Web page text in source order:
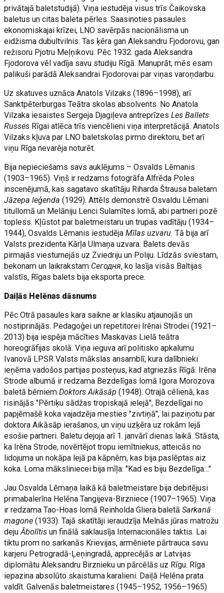
privātajā baletstudijā). Viņa iestudēja visus trīs Čaikovska
baletus un citas baleta pērles. Saasinoties pasaules
ekonomiskajai krīzei, LNO savērpās nacionālisma un
eidžisma dubultvilnis. Tas ķēra gan Aleksandru Fjodorovu, gan
režisoru Pjotru Meļņikovu. Pēc 1932. gada Aleksandra
Fjodorova vēl vadīja savu studiju Rīgā. Manuprāt, mēs esam
palikuši parādā Aleksandrai Fjodorovai par viņas varoņdarbu.
Uz skatuves uznāca Anatols Vilzaks (1896–1998), arī
Sanktpēterburgas Teātra skolas absolvents. No Anatola
Vilzaka iesaistes Sergeja Djagiļeva antreprīzesLes Ballets
Russes Rīgai atlēca trīs viencēlieni viņa interpretācijā. Anatols
Vilzaks kļuva par LNO baletskolas pirmo direktoru, bet arī
viņu Rīga nevarēja noturēt.
Bija nepieciešams savs auklējums – Osvalds Lēmanis
(1903–1965). Viņš ir redzams fotogrāfa Alfrēda Poles
inscenējumā, kas sagatavo skatītāju Riharda Štrausa baletam
Jāzepa leģenda (1929). Attēls demonstrē Osvaldu Lēmani
titullomā un Melāniju Lenci Sulamītes lomā, abi partneri pozē
topless. Kļūstot par baletmeistaru un trupas vadītāju (1934–
1944), Osvalds Lēmanis iestudējaMīlas uzvaru. Tā bija arī
Valsts prezidenta Kārļa Ulmaņa uzvara. Balets devās
pirmajās viesturnejās uz Zviedriju un Poliju. Līdzās sviestam,
bekonam un laikrakstam Сегодня, ko lasīja visās Baltijas
valstīs, Rīgas balets bija eksporta prece.
Daiļās Helēnas dāsnums
Pēc Otrā pasaules kara saikne ar klasiku atjaunojās un
nostiprinājās. Pedagoģei un repetitorei Irēnai Strodei (1921–
2013) bija iespēja mācīties Maskavas Lielā teātra
horeogrāfijas skolā. Viņa ieguva arī politisko apkalumu
Ivanovā LPSR Valsts mākslas ansamblī, kura dalībnieki
ieņēma vadošos partijas posteņus, kad atgriezās Rīgā. Irēna
Strode albumā ir redzama Bezdelīgas lomā Igora Morozova
baletā bērniemDoktors Aikāsāp (1948). Otrajā cēlienā, kas
risinājās "Pērtiķu sādžas tropiskajā ielejā", Bezdelīgai no
papjēmašē koka vajadzēja mesties "zivtiņā", lai paziņotu par
doktora Aikāsāp ierašanos, un viņu uzķēra uz rokām lejā
esošie partneri. Baletu dejoja arī 1. janvārī dienas laikā. Stāsta,
ka Irēna Strode, novērtējot tropu iemītniekus, atteicās no
lidojuma un nokāpa lejā pa kāpnēm, kas bija paslēptas aiz
koka. Loma māksliniecei bija mīļa: "Kad es biju Bezdelīga…"
Jau Osvalda Lēmaņa laikā kā baletmeistare bija debitējusi
primabalerīna Helēna Tangijeva-Birzniece (1907–1965). Viņa
ir redzama Tao-Hoas lomā Reinholda Gliera baletāSarkanā
magone (1933). Tajā skatītāji ieraudzīja Melnās jūras matrožu
dejuĀbolītis un finālā saklausīja Internacionāles taktis. Lai
tiktu prom no sarkanās Krievijas, armēniete pārtrauca savu
karjeru Petrogradā-Ļeņingradā, apprecējās ar Latvijas
diplomātu Aleksandru Birznieku un pārcēlās uz Rīgu. Rīga
iepazina absolūto skaistuma karalieni. Daiļā Helēna prata
valdīt. Galvenās baletmeistares (1945–1952, 1956–1965)